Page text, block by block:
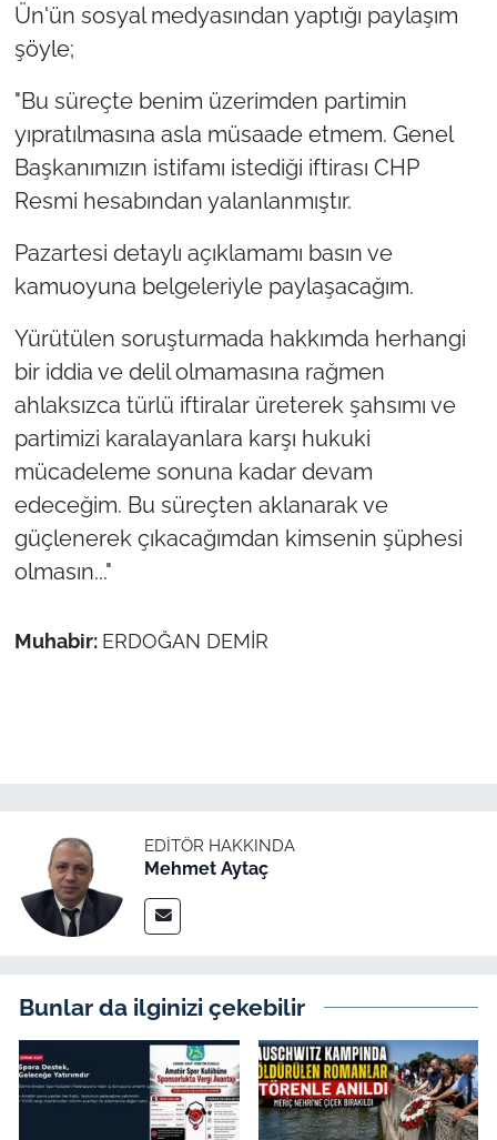
Ün'ün sosyal medyasından yaptığı paylaşım
şöyle;
"Bu süreçte benim üzerimden partimin
yıpratılmasına asla müsaade etmem. Genel
Başkanımızın istifamı istediği iftirası CHP
Resmi hesabından yalanlanmıştır.
Pazartesi detaylı açıklamamı basın ve
kamuoyuna belgeleriyle paylaşacağım.
Yürütülen soruşturmada hakkımda herhangi
bir iddia ve delil olmamasına rağmen
ahlaksızca türlü iftiralar üreterek şahsımı ve
partimizi karalayanlara karşı hukuki
mücadeleme sonuna kadar devam
edeceğim. Bu süreçten aklanarak ve
güçlenerek çıkacağımdan kimsenin şüphesi
olmasın..."
Muhabir: ERDOĞAN DEMİR
EDITÖR HAKKINDA
Mehmet Aytaç
Bunlar da ilginizi çekebilir
Dış Haberler
Magazin
Bilim Teknoloji
English News
Finans
Genel-A
Gündem-Eğitim